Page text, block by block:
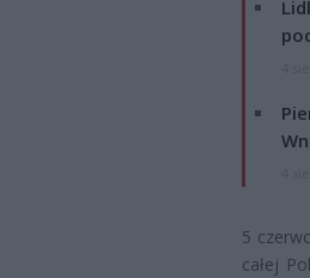
5
całej